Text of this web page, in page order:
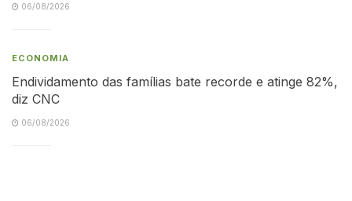
06/08/2026
ECONOMIA
Endividamento das famílias bate recorde e atinge 82%,
diz CNC
06/08/2026